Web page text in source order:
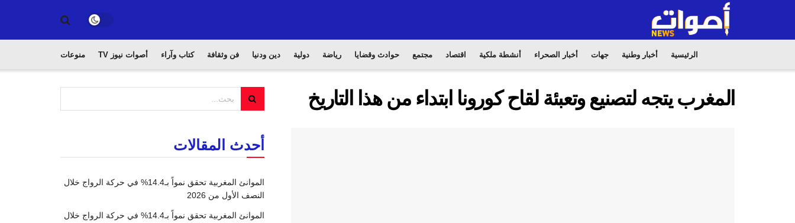
الرئيسية أخبار وطنية جهات أخبار الصحراء أنشطة ملكية اقتصاد مجتمع حوادث وقضايا رياضة دولية دين ودنيا فن وثقافة كتاب وآراء أصوات نيوز TV منوعات
المغرب يتجه لتصنيع وتعبئة لقاح كورونا ابتداء من هذا التاريخ
أحدث المقالات
الموانئ المغربية تحقق نمواً بـ14.4% في حركة الرواج خلال
النصف الأول من 2026
الموانئ المغربية تحقق نمواً بـ14.4% في حركة الرواج خلال